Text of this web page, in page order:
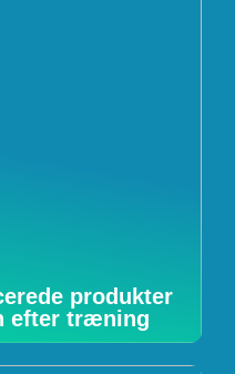
produkter
efter træning